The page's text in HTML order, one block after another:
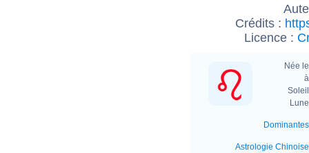
Crédits :
Licence :
Née
Dominantes
Astrologie Chinoise